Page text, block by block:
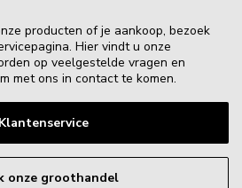
producten of je aankoop, bezoek
Hier vindt u onze
op veelgestelde vragen en
met ons in contact te komen.
Klantenservice
onze groothandel